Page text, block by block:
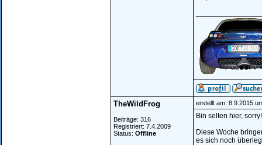
TheWildFrog
Beiträge: 316
Registriert: 7.4.2009
Status: Offline
erstellt am: 8.9.2015
Bin selten hier,
Diese Woche
es sich noch